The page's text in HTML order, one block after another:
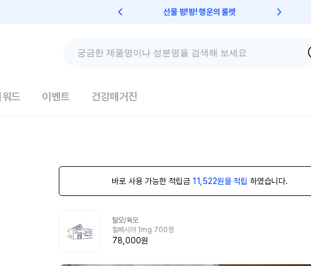
선물 팡!팡! 행운의 룰렛
워드 이벤트 건강매거진
바로 사용 가능한 적립금 11,522원을 적립 하였습니다.
탈모/육모
힐페시아 1mg 700정
78,000원